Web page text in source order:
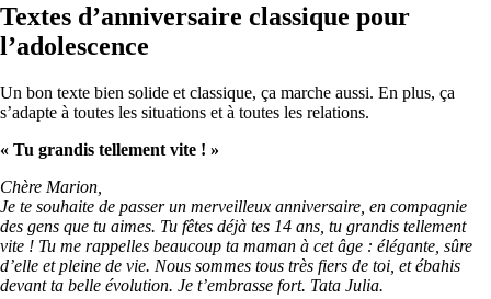
Textes d’anniversaire classique pour
l’adolescence
Un bon texte bien solide et classique, ça marche aussi. En plus, ça
s’adapte à toutes les situations et à toutes les relations.
« Tu grandis tellement vite ! »
Chère Marion,
Je te souhaite de passer un merveilleux anniversaire, en compagnie
des gens que tu aimes. Tu fêtes déjà tes 14 ans, tu grandis tellement
vite ! Tu me rappelles beaucoup ta maman à cet âge : élégante, sûre
d’elle et pleine de vie. Nous sommes tous très fiers de toi, et ébahis
devant ta belle évolution. Je t’embrasse fort. Tata Julia.